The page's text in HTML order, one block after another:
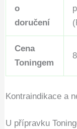
o
doručení
Cena
Toningem
Kontraindikace a
U přípravku